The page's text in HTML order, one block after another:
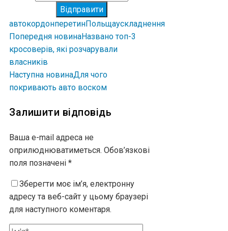
Відправити
автокордонперетинПольщаускладнення
Попередня новинаНазвано топ-3
кросоверів, які розчарували
власників
Наступна новинаДля чого
покривають авто воском
Залишити відповідь
Ваша e-mail адреса не
оприлюднюватиметься. Обов’язкові
поля позначені *
Зберегти моє ім’я, електронну
адресу та веб-сайт у цьому браузері
для наступного коментаря.